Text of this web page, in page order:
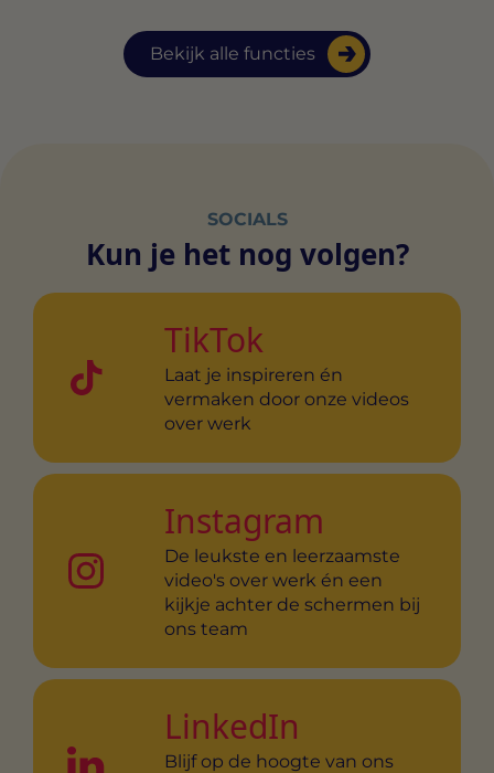
Bekijk alle functies
SOCIALS
Kun je het nog volgen?
TikTok
Laat je inspireren én
vermaken door onze videos
over werk
Instagram
De leukste en leerzaamste
video's over werk én een
kijkje achter de schermen bij
ons team
LinkedIn
Blijf op de hoogte van ons